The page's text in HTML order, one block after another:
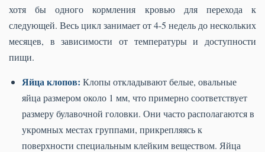
хотя бы одного кормления кровью для перехода к
следующей. Весь цикл занимает от 4-5 недель до нескольких
месяцев, в зависимости от температуры и доступности
пищи.
Яйца клопов: Клопы откладывают белые, овальные
яйца размером около 1 мм, что примерно соответствует
размеру булавочной головки. Они часто располагаются в
укромных местах группами, прикрепляясь к
поверхности специальным клейким веществом. Яйца